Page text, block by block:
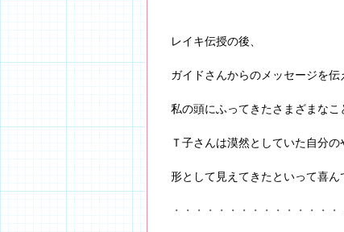
レイキ伝授の後、
ガイドさんからのメッセージを伝
私の頭にふってきたさまざまなこ
Ｔ子さんは漠然としていた自分の
形として見えてきたといって喜ん
・・・・・・・・・・・・・・・